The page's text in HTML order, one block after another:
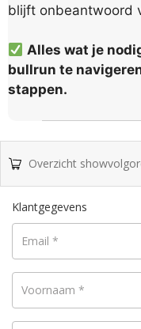
Overzicht
Klantgegevens
Email *
Voornaam *
blijft onbeantwoord
Alles wat je
bullrun te
stappen.